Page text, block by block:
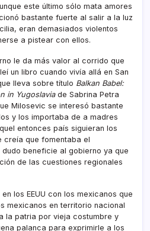
este último sólo mata amores
bastante fuerte al salir a la luz
eran demasiados violentos
a pistear con ellos.
le da más valor al corrido que
un libro cuando viví­a allá en San
lleva sobre tí­tulo Balkan Babel:
in Yugoslaviade Sabrina Petra
Milosevic se interesó bastante
y los importaba de a madres
entonces paí­s siguieran los
creí­a que fomentaba el
dudo beneficie al gobierno ya que
de las cuestiones regionales
los EEUU con los mexicanos que
mexicanos en territorio nacional
la patria por vieja costumbre y
palanca para exprimirle a los